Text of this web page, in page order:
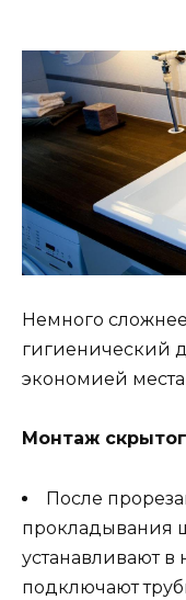
Немного
гигиенический
экономией
Монтаж
После
прокладывания
устанавливают в
подключают